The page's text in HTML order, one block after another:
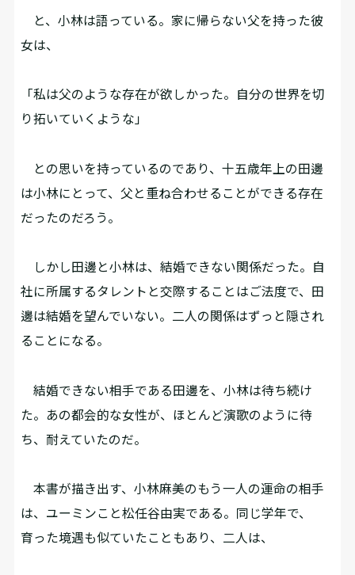
と、小林は語っている。家に帰らない父を持った彼
女は、
「私は父のような存在が欲しかった。自分の世界を切
り拓いていくような」
との思いを持っているのであり、十五歳年上の田邊
は小林にとって、父と重ね合わせることができる存在
だったのだろう。
しかし田邊と小林は、結婚できない関係だった。自
社に所属するタレントと交際することはご法度で、田
邊は結婚を望んでいない。二人の関係はずっと隠され
ることになる。
結婚できない相手である田邊を、小林は待ち続け
た。あの都会的な女性が、ほとんど演歌のように待
ち、耐えていたのだ。
本書が描き出す、小林麻美のもう一人の運命の相手
は、ユーミンこと松任谷由実である。同じ学年で、
育った境遇も似ていたこともあり、二人は、